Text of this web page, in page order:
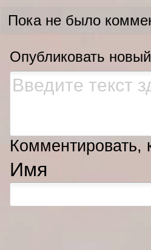
Пока не было
Опубликовать
Комментировать,
Имя